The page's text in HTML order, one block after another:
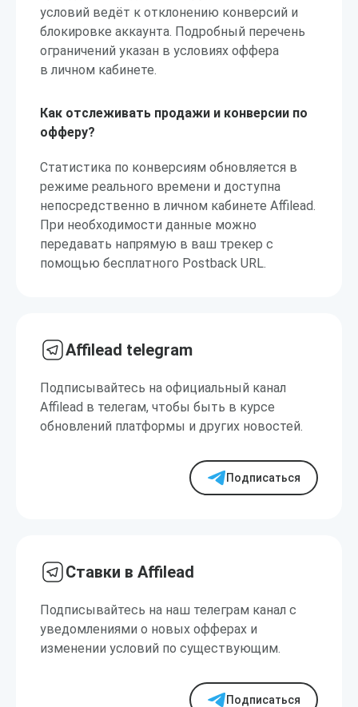
условий ведёт к отклонению конверсий и
блокировке аккаунта. Подробный перечень
ограничений указан в условиях оффера
в личном кабинете.
Как отслеживать продажи и конверсии по
офферу?
Статистика по конверсиям обновляется в
режиме реального времени и доступна
непосредственно в личном кабинете Affilead.
При необходимости данные можно
передавать напрямую в ваш трекер с
помощью бесплатного Postback URL.
Affilead telegram
Подписывайтесь на официальный канал
Affilead в телегам, чтобы быть в курсе
обновлений платформы и других новостей.
Подписаться
Ставки в Affilead
Подписывайтесь на наш телеграм канал с
уведомлениями о новых офферах и
изменении условий по существующим.
Подписаться